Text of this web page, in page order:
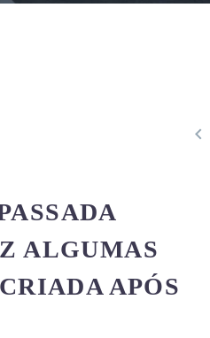

ALGUMAS
APÓS